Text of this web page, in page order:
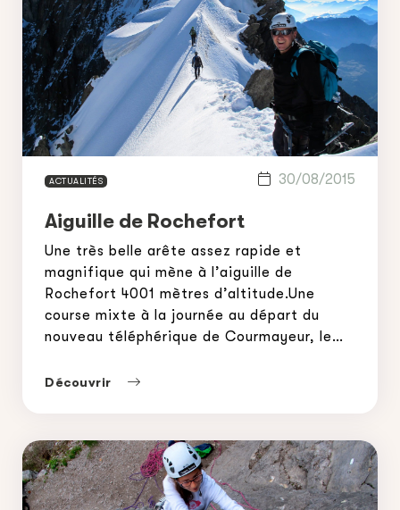
ACTUALITÉS
Aiguille de Rochefort
Une très belle arête assez rapide et
magnifique qui mène à l’aiguille de
Rochefort 4001 mètres d’altitude.Une
course mixte à la journée au départ du
nouveau téléphérique de Courmayeur, le
comporte de beaux passages rocheux mais
[…]
Découvrir
30/08/2015